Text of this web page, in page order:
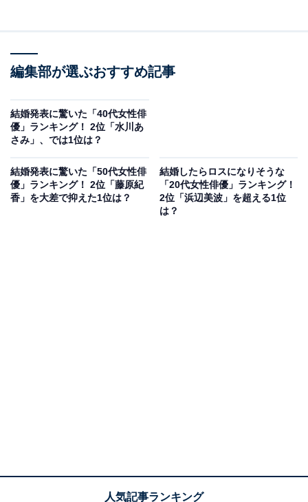
2位は深田恭子さんです。深田さんは、1996年に開催し
たホリプロスカウトキャラバンでグランプリを受賞し芸
すると、1998年に放送したドラマ『神様、もう少しだ
け』（フジテレビ系）でブレークします。
編集部が選ぶおすすめ記事
結婚発表に驚いた「40代女性俳
優」ランキング！ 2位「水川あ
さみ」、では1位は？
結婚発表に驚いた「50代女性俳
優」ランキング！ 2位「藤原紀
香」を大差で抑えた1位は？
結婚したらロスになりそうな
「20代女性俳優」ランキング！
2位「浜辺美波」を超える1位
は？